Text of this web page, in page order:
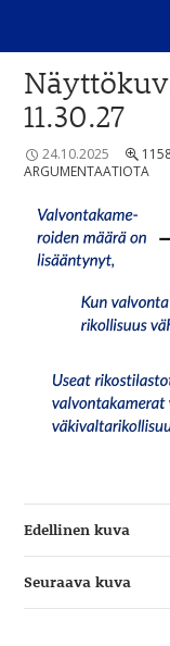
SISÄLTÖÖN
11.30.27
24.10.2025
ARGUMENTAATIOTA
Edellinen kuva
Seuraava kuva